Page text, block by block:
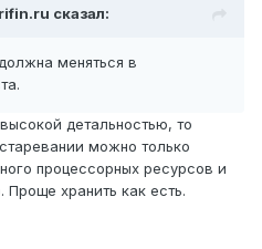
сказал:
меняться в
детальностью, то
можно только
процессорных ресурсов и
Проще хранить как есть.